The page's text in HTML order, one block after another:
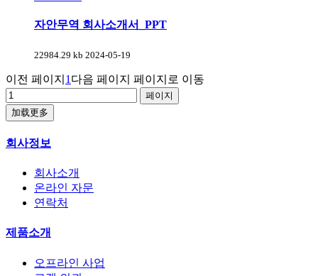
자안무역 회사소개서_PPT
22984.29 kb 2024-05-19
이전 페이지 1 다음 페이지 페이지로 이동
加载更多
회사정보
회사소개
온라인 자문
연락처
제품소개
오프라인 사업